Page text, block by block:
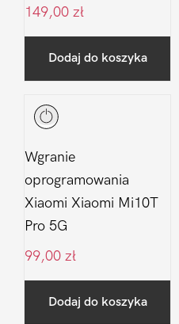
149,00 zł
Dodaj do koszyka
Wgranie
oprogramowania
Xiaomi Xiaomi Mi10T
Pro 5G
99,00 zł
Dodaj do koszyka